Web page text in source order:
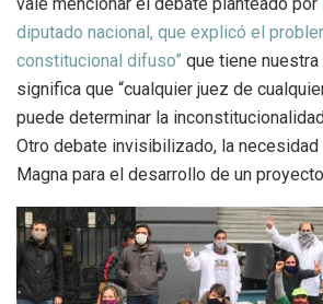
diputado nacional, que explicó el
constitucional difuso” que tiene
significa que “cualquier juez de
puede determinar la
Otro debate invisibilizado, la necesidad
Magna para el desarrollo de un